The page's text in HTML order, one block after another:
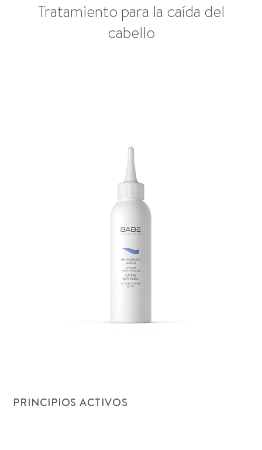
Tratamiento para la caída del
cabello
PRINCIPIOS ACTIVOS